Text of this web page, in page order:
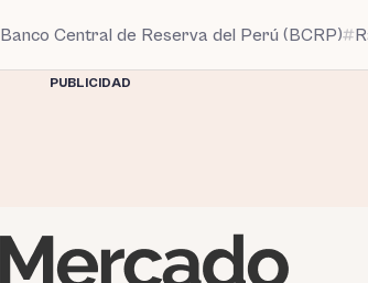
Banco Central de Reserva del Perú (BCRP)
PUBLICIDAD